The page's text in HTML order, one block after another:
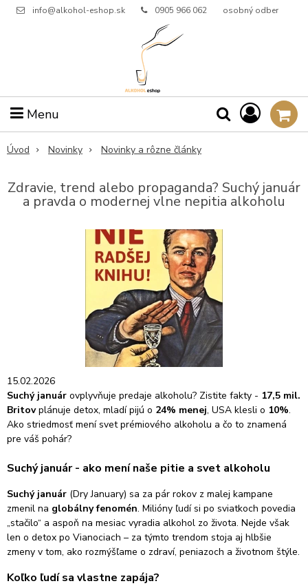
info@alkohol-eshop.sk 0905 966 062 osobný odber
Menu
Úvod Novinky Novinky a rôzne články
Zdravie, trend alebo propaganda? Suchý január
a pravda o modernej vlne nepitia alkoholu
15.02.2026
Suchý január ovplyvňuje predaje alkoholu? Zistite fakty - 17,5 mil.
Britovplánuje detox, mladí pijú o 24% menej, USA klesli o 10%.
Ako striedmosť mení svet prémiového alkoholu a čo to znamená
pre váš pohár?
Suchý január - ako mení naše pitie a svet alkoholu
Suchý január (Dry January) sa za pár rokov z malej kampane
zmenil na globálny fenomén. Milióny ľudí si po sviatkoch povedia
„stačilo“ a aspoň na mesiac vyradia alkohol zo života. Nejde však
len o detox po Vianociach – za týmto trendom stoja aj hlbšie
zmeny v tom, ako rozmýšľame o zdraví, peniazoch a životnom štýle.
Koľko ľudí sa vlastne zapája?